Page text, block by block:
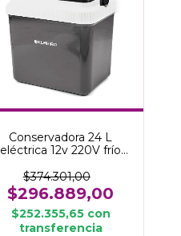
Conservadora 24 L
eléctrica 12v 220V frío
$374.301,00
$296.889,00
$252.355,65 con
transferencia